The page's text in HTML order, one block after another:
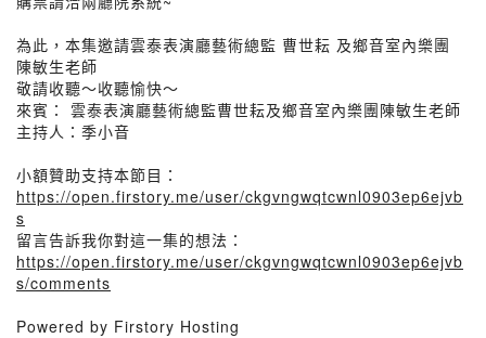
為此，本集邀請雲泰表演廳藝術總監 曹世耘 及鄉音室內樂團
陳敏生老師
敬請收聽～收聽愉快～
來賓： 雲泰表演廳藝術總監曹世耘及鄉音室內樂團陳敏生老師
主持人：季小音
小額贊助支持本節目：
https://open.firstory.me/user/ckgvngwqtcwnl0903ep6ejvb
s
留言告訴我你對這一集的想法：
https://open.firstory.me/user/ckgvngwqtcwnl0903ep6ejvb
s/comments
Powered by Firstory Hosting